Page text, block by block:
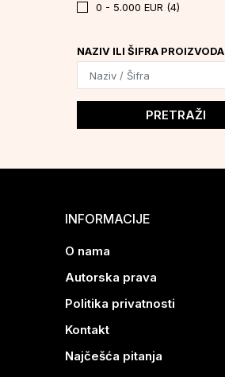
0 - 5.000 EUR (4)
NAZIV ILI ŠIFRA PROIZVODA
PRETRAŽI
INFORMACIJE
O nama
Autorska prava
Politika privatnosti
Kontakt
Najčešća pitanja